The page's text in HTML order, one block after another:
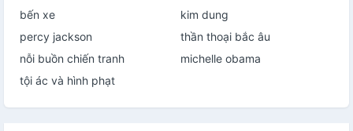
bến xe
kim dung
percy jackson
thần thoại bắc âu
nỗi buồn chiến tranh
michelle obama
tội ác và hình phạt